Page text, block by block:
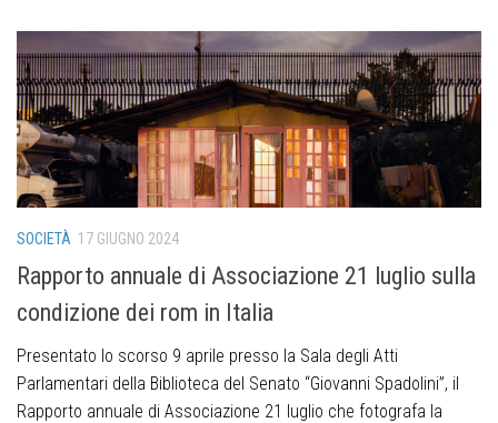
SOCIETÀ 17 GIUGNO 2024
Rapporto annuale di Associazione 21 luglio sulla
condizione dei rom in Italia
Presentato lo scorso 9 aprile presso la Sala degli Atti
Parlamentari della Biblioteca del Senato “Giovanni Spadolini”, il
Rapporto annuale di Associazione 21 luglio che fotografa la